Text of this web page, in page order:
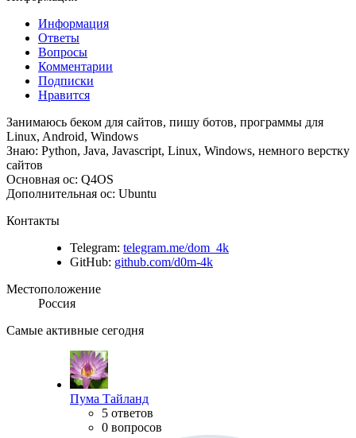
Информация
Ответы
Вопросы
Комментарии
Подписки
Нравится
Занимаюсь беком для сайтов, пишу ботов, программы для
Linux, Android, Windows
Знаю: Python, Java, Javascript, Linux, Windows, немного верстку
сайтов
Основная ос: Q4OS
Дополнительная ос: Ubuntu
Контакты
Telegram: telegram.me/dom_4k
GitHub: github.com/d0m-4k
Местоположение
Россия
Самые активные сегодня
Пума Тайланд
5 ответов
0 вопросов